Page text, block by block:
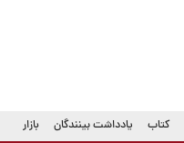
کتاب یادداشت بینندگان بازار